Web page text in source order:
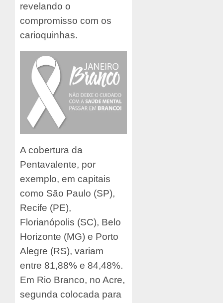
revelando o
compromisso com os
carioquinhas.
A cobertura da
Pentavalente, por
exemplo, em capitais
como São Paulo (SP),
Recife (PE),
Florianópolis (SC), Belo
Horizonte (MG) e Porto
Alegre (RS), variam
entre 81,88% e 84,48%.
Em Rio Branco, no Acre,
segunda colocada para